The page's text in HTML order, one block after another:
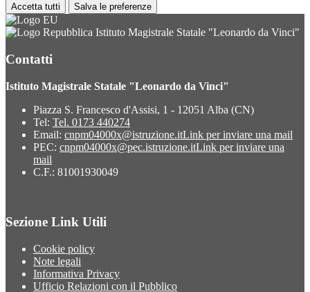
Accetta tutti Salva le preferenze
Istituto Magistrale Statale "Leonardo da Vinci"
Contatti
Istituto Magistrale Statale "Leonardo da Vinci"
Piazza S. Francesco d'Assisi, 1 - 12051 Alba (CN)
Tel: Tel. 0173 440274
Email: cnpm04000x@istruzione.itLink per inviare una mail
PEC: cnpm04000x@pec.istruzione.itLink per inviare una
mail
C.F.: 81001930049
Sezione Link Utili
Cookie policy
Note legali
Informativa Privacy
Ufficio Relazioni con il Pubblico